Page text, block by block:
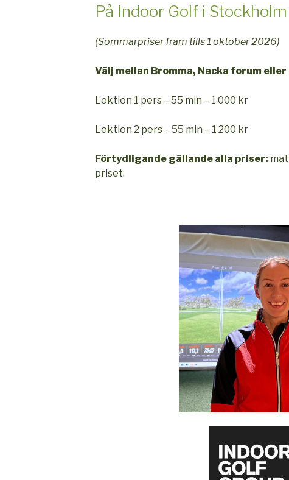
På Indoor Golf i Stockholm
(Sommarpriser fram tills 1 oktober 2026)
Välj mellan Bromma, Nacka forum
Lektion 1 pers – 55 min – 1 000 kr
Lektion 2 pers – 55 min – 1 200 kr
Förtydligande gällande alla priser:
priset.